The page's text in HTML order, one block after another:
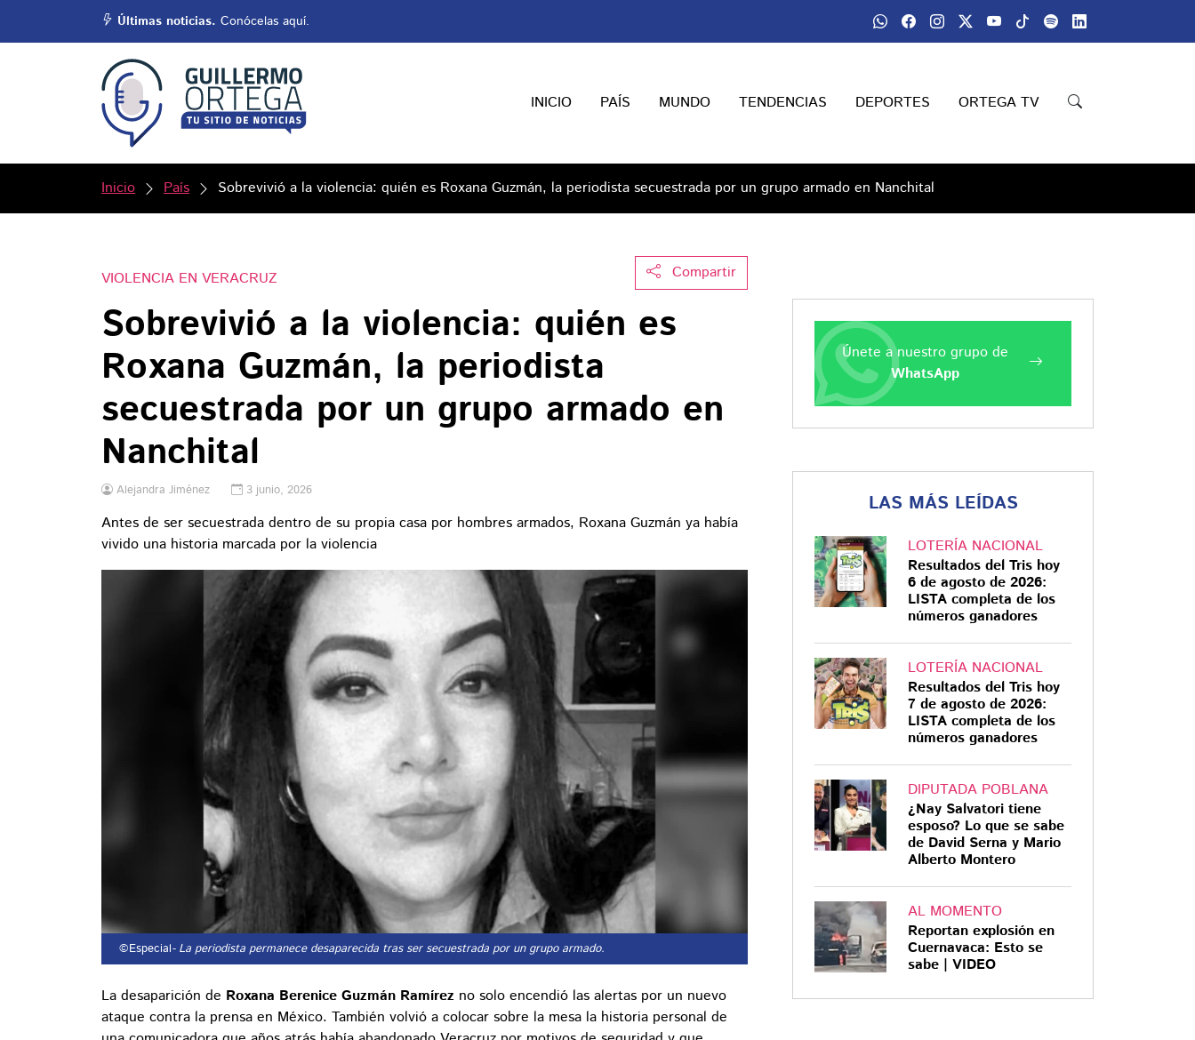
Últimas noticias. Conócelas aquí.
INICIO PAÍS MUNDO TENDENCIAS DEPORTES ORTEGA TV
Inicio País Sobrevivió a la violencia: quién es Roxana Guzmán, la periodista secuestrada por un grupo armado en Nanchital
Compartir
VIOLENCIA EN VERACRUZ
Sobrevivió a la violencia: quién es
Roxana Guzmán, la periodista
secuestrada por un grupo armado en
Nanchital
Alejandra Jiménez 3 junio, 2026
Antes de ser secuestrada dentro de su propia casa por hombres armados, Roxana Guzmán ya había
vivido una historia marcada por la violencia
©Especial- La periodista permanece desaparecida tras ser secuestrada por un grupo armado.
La desaparición de Roxana Berenice Guzmán Ramírez no solo encendió las alertas por un nuevo
ataque contra la prensa en México. También volvió a colocar sobre la mesa la historia personal de
Únete a nuestro grupo de
WhatsApp
LAS MÁS LEÍDAS
LOTERÍA NACIONAL
Resultados del Tris hoy
6 de agosto de 2026:
LISTA completa de los
números ganadores
LOTERÍA NACIONAL
Resultados del Tris hoy
7 de agosto de 2026:
LISTA completa de los
números ganadores
DIPUTADA POBLANA
¿Nay Salvatori tiene
esposo? Lo que se sabe
de David Serna y Mario
Alberto Montero
AL MOMENTO
Reportan explosión en
Cuernavaca: Esto se
sabe | VIDEO